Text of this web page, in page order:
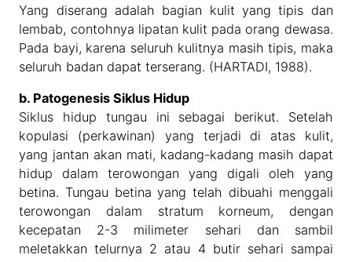
Yang diserang adalah bagian kulit yang tipis dan
lembab, contohnya lipatan kulit pada orang dewasa.
Pada bayi, karena seluruh kulitnya masih tipis, maka
seluruh badan dapat terserang. (HARTADI, 1988).
b. Patogenesis Siklus Hidup
Siklus hidup tungau ini sebagai berikut. Setelah
kopulasi (perkawinan) yang terjadi di atas kulit,
yang jantan akan mati, kadang-kadang masih dapat
hidup dalam terowongan yang digali oleh yang
betina. Tungau betina yang telah dibuahi menggali
terowongan dalam stratum korneum, dengan
kecepatan 2-3 milimeter sehari dan sambil
meletakkan telurnya 2 atau 4 butir sehari sampai